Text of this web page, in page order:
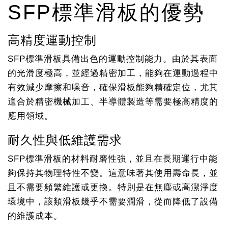
SFP標準滑板的優勢
高精度運動控制
SFP標準滑板具備出色的運動控制能力。由於其表面
的光滑度極高，並經過精密加工，能夠在運動過程中
有效減少摩擦和噪音，確保滑板能夠精確定位，尤其
適合於精密機械加工、半導體製造等需要極高精度的
應用領域。
耐久性與低維護需求
SFP標準滑板的材料耐磨性強，並且在長期運行中能
夠保持其物理特性不變。這意味著其使用壽命長，並
且不需要頻繁維護或更換。特別是在無塵或高潔淨度
環境中，該類滑板幾乎不需要潤滑，從而降低了設備
的維護成本。